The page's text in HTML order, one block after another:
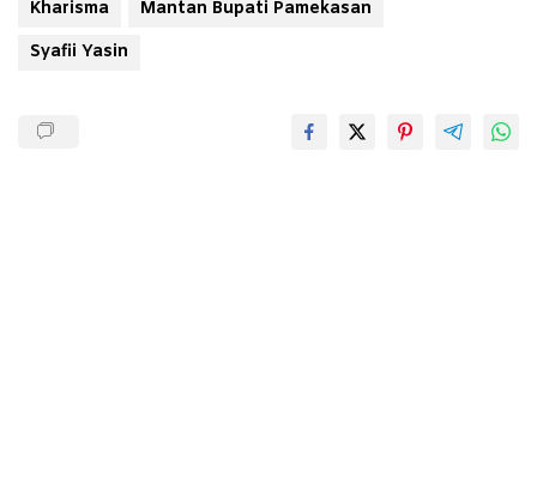
Kharisma
Mantan Bupati Pamekasan
Syafii Yasin